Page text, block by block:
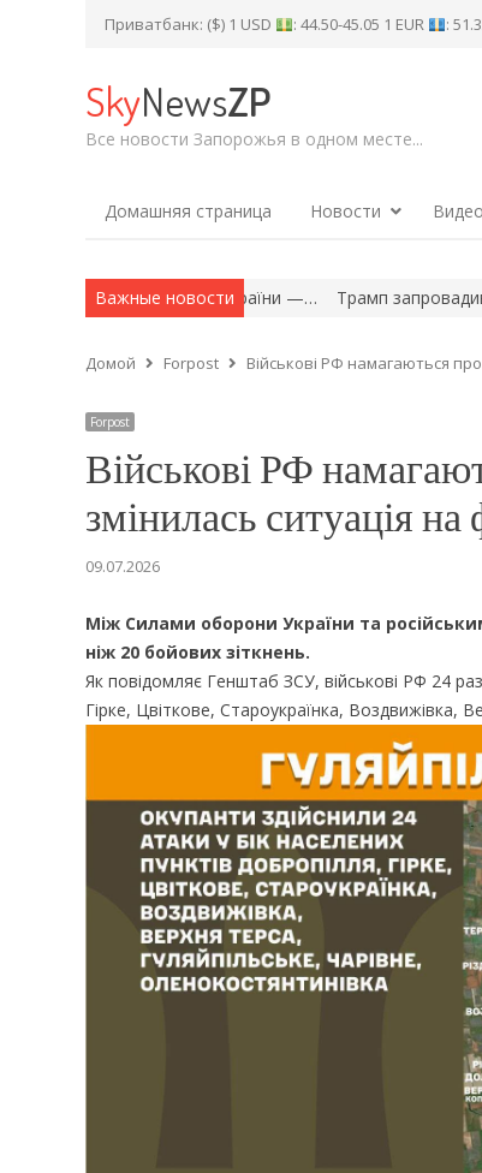
Приватбанк: ($) 1 USD : 44.50-45.05 1 EUR :
SkyNewsZP
Все новости Запорожья в одном месте...
Домашняя страница Новости Видео
Важные новости
України —… Трамп запровадив мита на
Домой Forpost Військові РФ намагаються
Forpost
Військові РФ
змінилась ситуація на
09.07.2026
Між Силами оборони України та
ніж 20 бойових зіткнень.
Як повідомляє Генштаб ЗСУ, військові РФ 24
Гірке, Цвіткове, Староукраїнка, Воздвижівка,